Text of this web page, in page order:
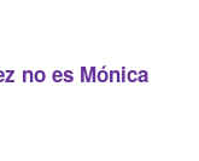
no es Mónica